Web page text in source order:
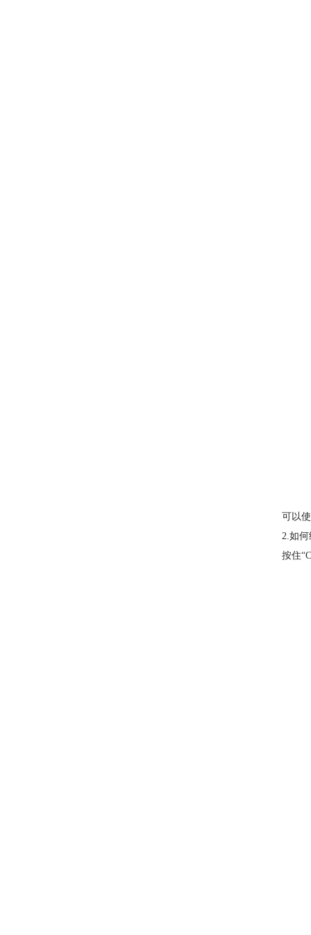
可以
2.如
按住